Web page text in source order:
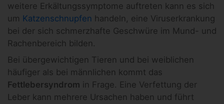
weitere Erkältungssymptome auftreten kann es sich
um Katzenschnupfen handeln, eine Viruserkrankung
bei der sich schmerzhafte Geschwüre im Mund- und
Rachenbereich bilden.
Bei übergewichtigen Tieren und bei weiblichen
häufiger als bei männlichen kommt das
Fettlebersyndrom in Frage. Eine Verfettung der
Leber kann mehrere Ursachen haben und führt